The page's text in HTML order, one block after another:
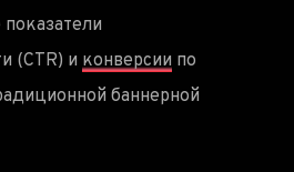
(CTR) и конверсии по
баннерной